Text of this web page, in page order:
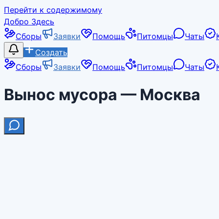
Перейти к содержимому
Добро Здесь
Сборы
Заявки Помощь Питомцы Чаты
Создать
Сборы
Заявки Помощь Питомцы Чаты
Вынос мусора — Москва